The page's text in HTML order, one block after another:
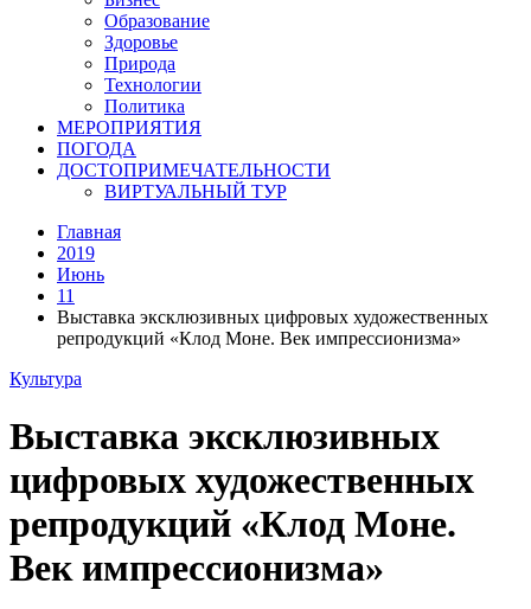
Образование
Здоровье
Природа
Технологии
Политика
МЕРОПРИЯТИЯ
ПОГОДА
ДОСТОПРИМЕЧАТЕЛЬНОСТИ
ВИРТУАЛЬНЫЙ ТУР
Главная
2019
Июнь
11
Выставка эксклюзивных цифровых художественных
репродукций «Клод Моне. Век импрессионизма»
Культура
Выставка эксклюзивных
цифровых художественных
репродукций «Клод Моне.
Век импрессионизма»